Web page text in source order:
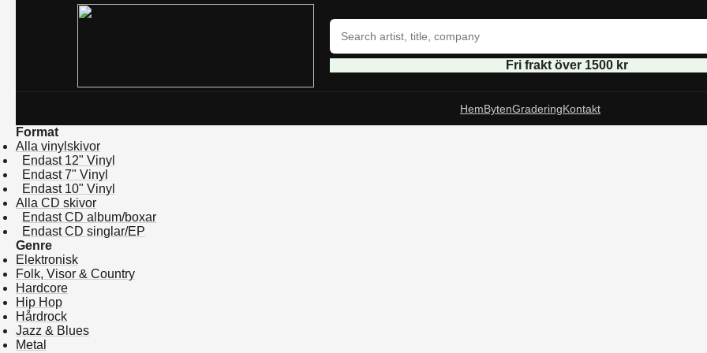
Fri frakt över 1500 kr
HemBytenGraderingKontakt
Format
Alla vinylskivor
Endast 12" Vinyl
Endast 7" Vinyl
Endast 10" Vinyl
Alla CD skivor
Endast CD album/boxar
Endast CD singlar/EP
Genre
Elektronisk
Folk, Visor & Country
Hardcore
Hip Hop
Hårdrock
Jazz & Blues
Metal